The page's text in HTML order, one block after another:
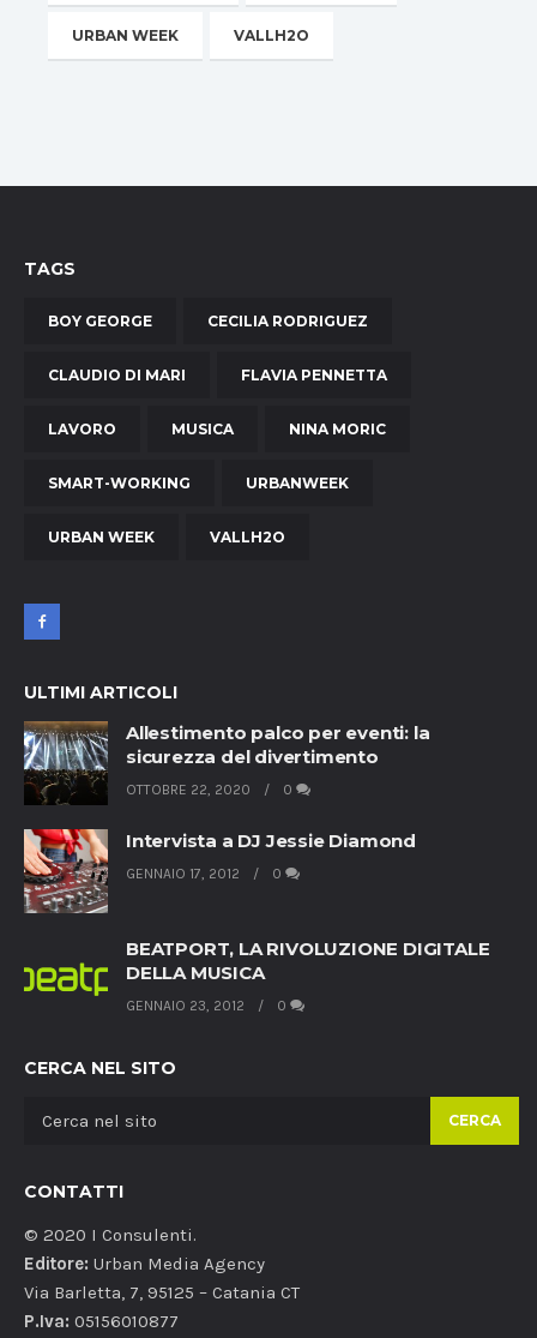
URBAN WEEK VALLH2O
TAGS
BOY GEORGE CECILIA RODRIGUEZ
CLAUDIO DI MARI FLAVIA PENNETTA
LAVORO MUSICA NINA MORIC
SMART-WORKING URBANWEEK
URBAN WEEK VALLH2O
ULTIMI ARTICOLI
Allestimento palco per eventi: la
sicurezza del divertimento
OTTOBRE 22, 2020 0
Intervista a DJ Jessie Diamond
GENNAIO 17, 2012 0
BEATPORT, LA RIVOLUZIONE DIGITALE
DELLA MUSICA
GENNAIO 23, 2012 0
CERCA NEL SITO
CERCA
CONTATTI
© 2020 I Consulenti.
Editore: Urban Media Agency
Via Barletta, 7, 95125 – Catania CT
P.Iva: 05156010877